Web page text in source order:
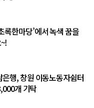
록한마당’에서 녹색 꿈을
행, 창원 이동노동자쉼터
개 기탁